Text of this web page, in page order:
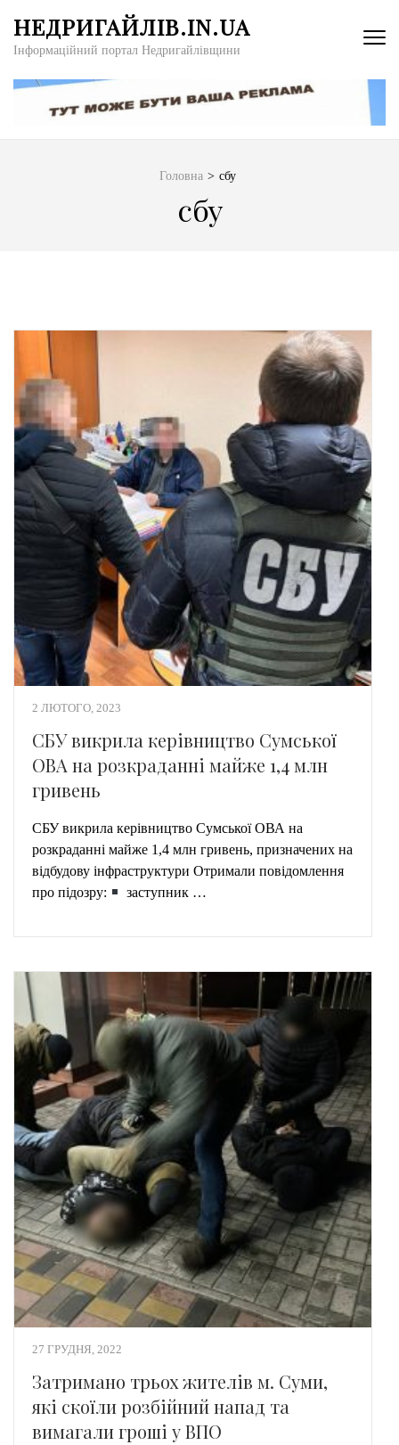
вмісту
Enter)
НЕДРИГАЙЛІВ.IN.UA
Інформаційний портал Недригайлівщини
Головна > сбу
сбу
2 ЛЮТОГО, 2023
СБУ викрила керівництво Сумської
ОВА на розкраданні майже 1,4 млн
гривень
СБУ викрила керівництво Сумської ОВА на
розкраданні майже 1,4 млн гривень, призначених на
відбудову інфраструктури Отримали повідомлення
про підозру:
заступник …
27 ГРУДНЯ, 2022
Затримано трьох жителів м. Суми,
які скоїли розбійний напад та
вимагали гроші у ВПО